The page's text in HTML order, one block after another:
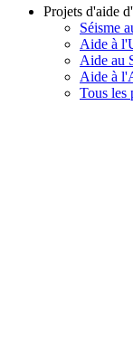
Projets d'aide
Séisme
Aide à
Aide au
Aide à
Tous les